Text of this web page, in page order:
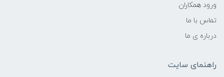
ورود همکاران
تماس با ما
درباره ی ما
راهنمای سایت